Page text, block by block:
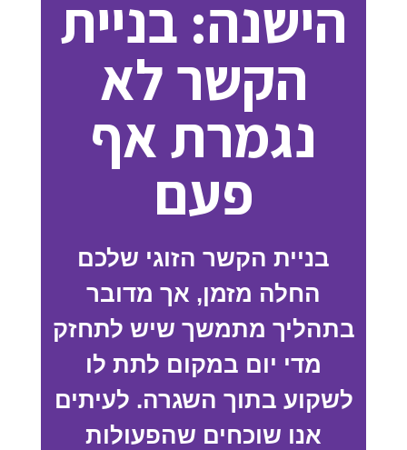
הישנה: בניית
הקשר לא
נגמרת אף
פעם
בניית הקשר הזוגי שלכם
החלה מזמן, אך מדובר
בתהליך מתמשך שיש לתחזק
מדי יום במקום לתת לו
לשקוע בתוך השגרה. לעיתים
אנו שוכחים שהפעולות